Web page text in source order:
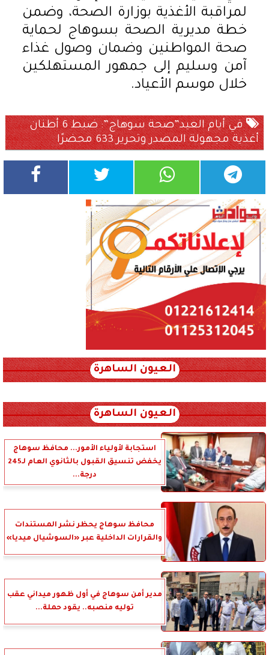
لمراقبة الأغذية بوزارة الصحة، وضمن
خطة مديرية الصحة بسوهاج لحماية
صحة المواطنين وضمان وصول غذاء
آمن وسليم إلى جمهور المستهلكين
خلال موسم الأعياد.
في أيام العيد”صحة سوهاج”: ضبط 6 أطنان
أغذية مجهولة المصدر وتحرير 633 محضرًا
العيون الساهرة
العيون الساهرة
استجابة لأولياء الأمور... محافظ سوهاج
يخفض تنسيق القبول بالثانوي العام لـ245
درجة...
محافظ سوهاج يحظر نشر المستندات
والقرارات الداخلية عبر «السوشيال ميديا»
مدير أمن سوهاج في أول ظهور ميداني عقب
توليه منصبه.. يقود حملة...